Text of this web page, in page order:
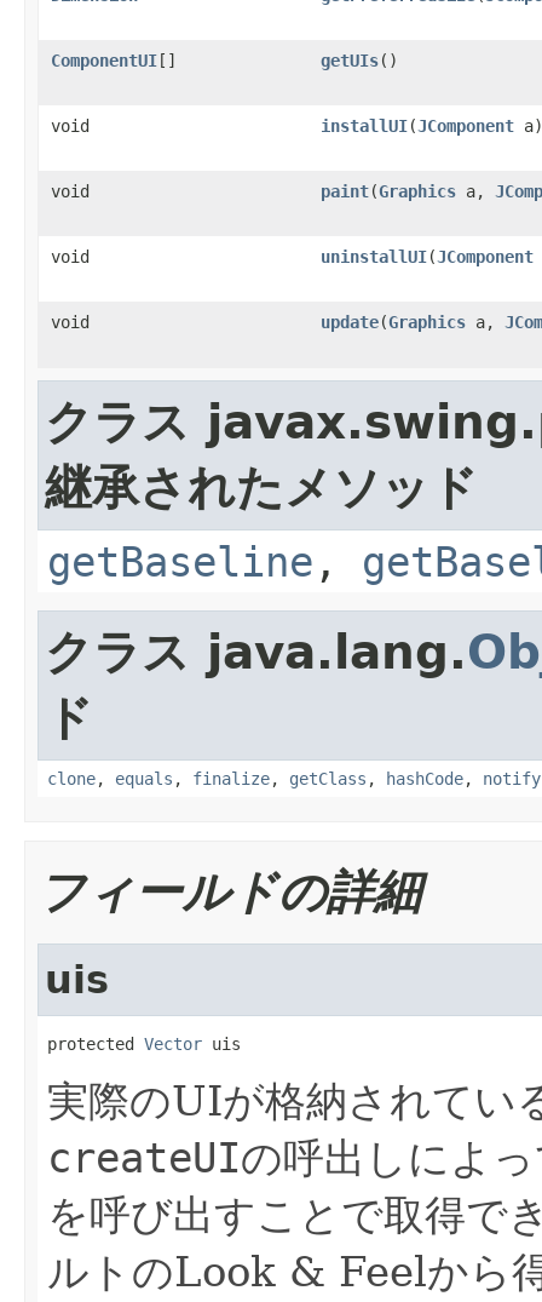
ComponentUI[] getUIs()
void installUI(JComponent a)
void paint(Graphics a,
void uninstallUI(JComponent
void update(Graphics a,
クラス
継承されたメソッド
getBaseline ,
クラス java.lang.
ド
clone, equals , finalize, getClass , hashCode, notify
フィールドの詳細
uis
protected Vector uis
実際のUIが格納されてい
createUIの呼出しによ
を呼び出すことで取得で
ルトのLook & Feelから